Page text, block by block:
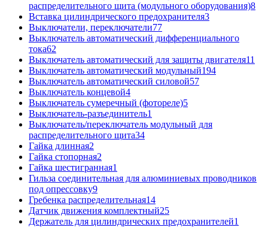
распределительного щита (модульного оборудования)8
Вставка цилиндрического предохранителя3
Выключатели, переключатели77
Выключатель автоматический дифференциального
тока62
Выключатель автоматический для защиты двигателя11
Выключатель автоматический модульный194
Выключатель автоматический силовой57
Выключатель концевой4
Выключатель сумеречный (фотореле)5
Выключатель-разъединитель1
Выключатель/переключатель модульный для
распределительного щита34
Гайка длинная2
Гайка стопорная2
Гайка шестигранная1
Гильза соединительная для алюминиевых проводников
под опрессовку9
Гребенка распределительная14
Датчик движения комплектный25
Держатель для цилиндрических предохранителей1